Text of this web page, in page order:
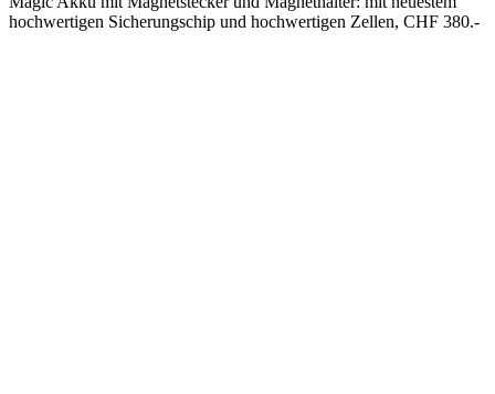
hochwertigen Sicherungschip und hochwertigen Zellen, CHF 380.-